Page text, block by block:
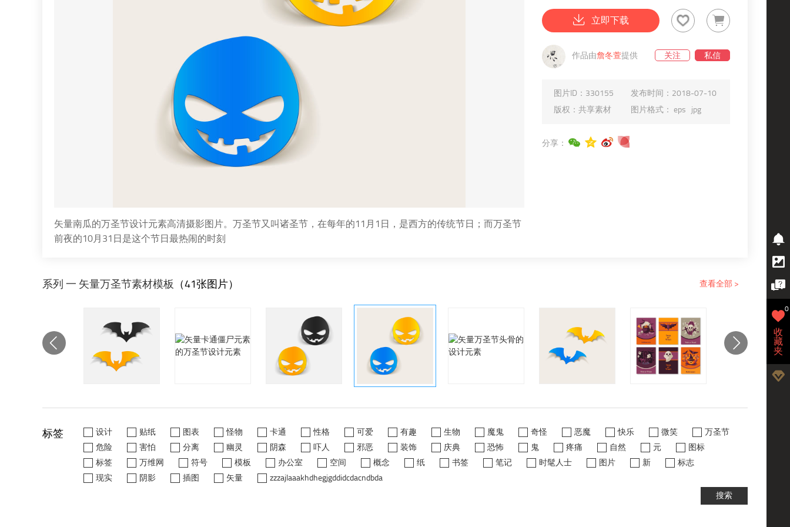
矢量南瓜的万圣节设计元素高清摄影图片。万圣节又叫诸圣节，在每年的11月1日，是西方的传统节日；而万圣节
前夜的10月31日是这个节日最热闹的时刻
立即下载
作品由詹冬萱提供 关注 私信
图片ID： 330155 发布时间： 2018-07-10
版权： 共享素材 图片格式： eps jpg
分享：
系列 一 矢量万圣节素材模板 （41张图片） 查看全部 >
标签 设计 贴纸 图表 怪物 卡通 性格 可爱 有趣 生物 魔鬼 奇怪 恶魔 快乐 微笑
万圣节
危险
害怕 分离 幽灵 阴森 吓人 邪恶 装饰 庆典 恐怖 鬼 疼痛 自然 元
图标
标签
万维网 符号 模板 办公室 空间 概念 纸 书签 笔记 时髦人士 图片 新
标志
现实
阴影 插图 矢量
zzzajlaaakhdhegjgddidcdacndbda
搜索
收
藏
夹
0